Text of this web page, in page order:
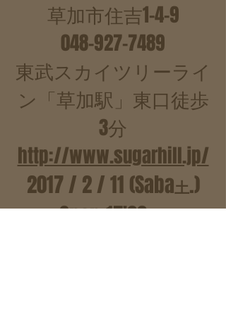
草加市住吉1-4-9
048-927-7489
東武スカイツリーライ
ン「草加駅」東口徒歩
3分
http://www.sugarhill.jp/
2017 / 2 / 11 (Saba土.)
Open=17'00、